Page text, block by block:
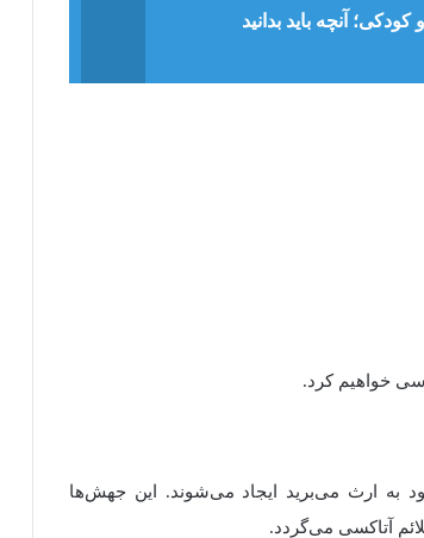
آنچه باید بدانید
خواهیم کرد.
به ارث می‌برید ایجاد می‌شوند. این جهش‌ها
آتاکسی می‌گردد.